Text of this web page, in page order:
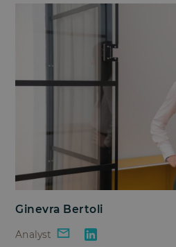
Ginevra Bertoli
Analyst